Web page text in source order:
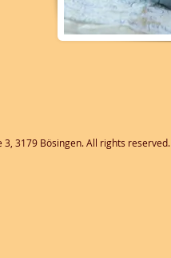
3179 Bösingen. All rights reserved.